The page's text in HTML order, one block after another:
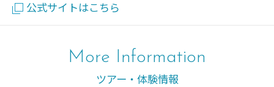
公式サイトはこちら
More Information
ツアー・体験情報